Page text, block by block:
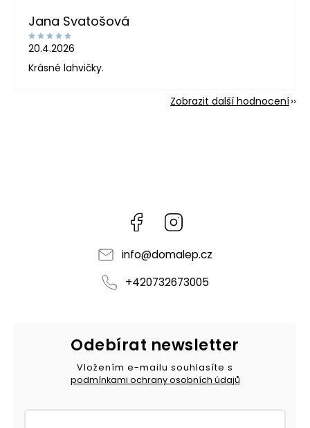
Jana Svatošová
20.4.2026
Krásné lahvičky.
Zobrazit další hodnocení
Facebook
info@domalep.cz
+420732673005
Odebírat newsletter
Vložením e-mailu souhlasíte s
podmínkami ochrany osobních údajů